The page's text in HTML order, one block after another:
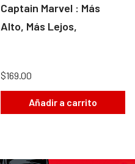
Captain Marvel : Más
Alto, Más Lejos,
$169.00
Añadir a carrito